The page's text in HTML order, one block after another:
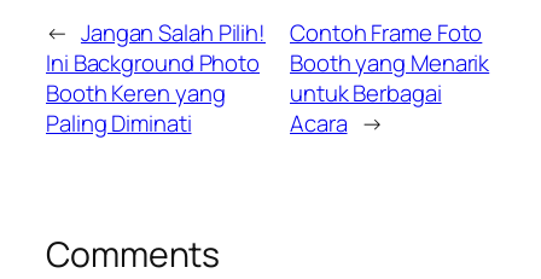
← Jangan Salah Pilih!
Ini Background Photo
Booth Keren yang
Paling Diminati
Contoh Frame Foto
Booth yang Menarik
untuk Berbagai
Acara →
Comments